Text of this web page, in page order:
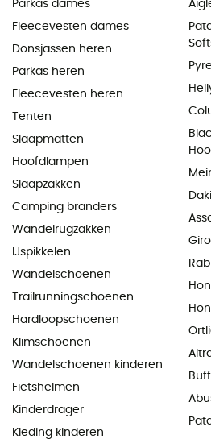
Parkas dames
Fleecevesten dames
Donsjassen heren
Parkas heren
Fleecevesten heren
Tenten
Slaapmatten
Hoofdlampen
Slaapzakken
Camping branders
Wandelrugzakken
IJspikkelen
Wandelschoenen
Trailrunningschoenen
Hardloopschoenen
Klimschoenen
Wandelschoenen kinderen
Fietshelmen
Kinderdrager
Kleding kinderen